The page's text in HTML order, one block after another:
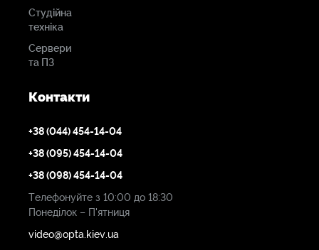
Студійна
техніка
Сервери
та ПЗ
Контакти
+38 (044) 454-14-04
+38 (095) 454-14-04
+38 (098) 454-14-04
Телефонуйте з 10:00 до 18:30
Понеділок – П'ятниця
video@opta.kiev.ua